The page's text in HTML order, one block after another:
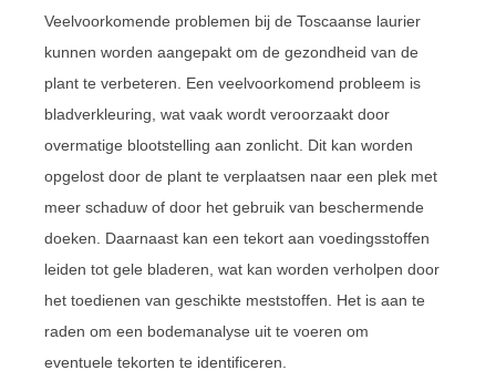
Veelvoorkomende problemen bij de Toscaanse laurier
kunnen worden aangepakt om de gezondheid van de
plant te verbeteren. Een veelvoorkomend probleem is
bladverkleuring, wat vaak wordt veroorzaakt door
overmatige blootstelling aan zonlicht. Dit kan worden
opgelost door de plant te verplaatsen naar een plek met
meer schaduw of door het gebruik van beschermende
doeken. Daarnaast kan een tekort aan voedingsstoffen
leiden tot gele bladeren, wat kan worden verholpen door
het toedienen van geschikte meststoffen. Het is aan te
raden om een bodemanalyse uit te voeren om
eventuele tekorten te identificeren.